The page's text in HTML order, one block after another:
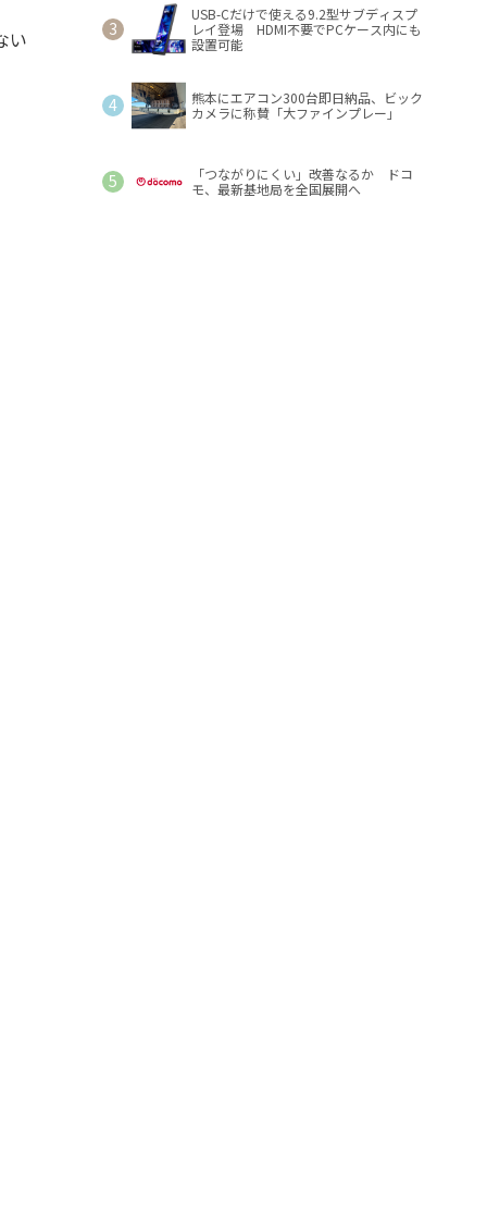
い
USB-Cだけで使える9.2型サブディスプ
レイ登場 HDMI不要でPCケース内にも
設置可能
熊本にエアコン300台即日納品、ビック
カメラに称賛「大ファインプレー」
「つながりにくい」改善なるか ドコ
モ、最新基地局を全国展開へ